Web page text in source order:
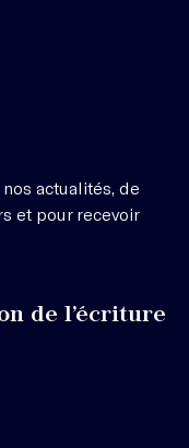
actualités, de
et pour recevoir
de l’écriture